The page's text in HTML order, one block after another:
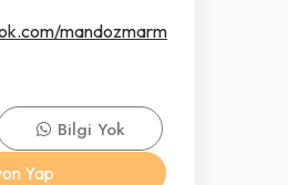
mandozmarm
Bilgi Yok
Yap